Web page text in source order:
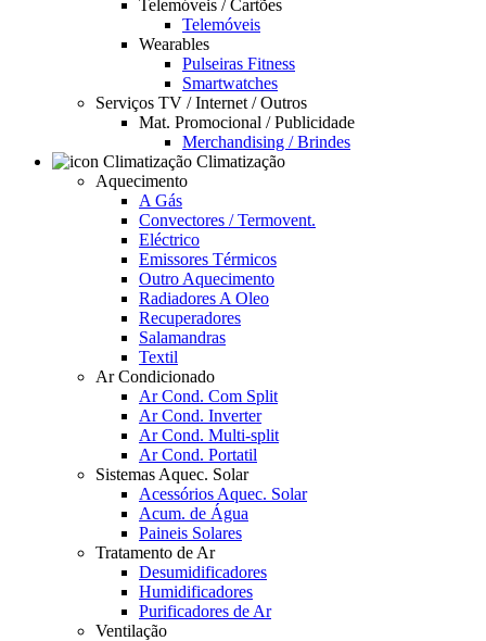
Telemóveis / Cartões
Telemóveis
Wearables
Pulseiras Fitness
Smartwatches
Serviços TV / Internet / Outros
Mat. Promocional / Publicidade
Merchandising / Brindes
Climatização
Aquecimento
A Gás
Convectores / Termovent.
Eléctrico
Emissores Térmicos
Outro Aquecimento
Radiadores A Oleo
Recuperadores
Salamandras
Textil
Ar Condicionado
Ar Cond. Com Split
Ar Cond. Inverter
Ar Cond. Multi-split
Ar Cond. Portatil
Sistemas Aquec. Solar
Acessórios Aquec. Solar
Acum. de Água
Paineis Solares
Tratamento de Ar
Desumidificadores
Humidificadores
Purificadores de Ar
Ventilação